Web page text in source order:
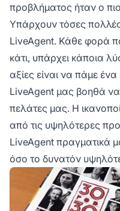
προβλήματος ήταν ο
Υπάρχουν τόσες πολλές
LiveAgent. Κάθε φορά
κάτι, υπάρχει κάποια
αξίες είναι να πάμε
LiveAgent μας βοηθά
πελάτες μας. Η
από τις υψηλότερες
LiveAgent πραγματικά
όσο το δυνατόν